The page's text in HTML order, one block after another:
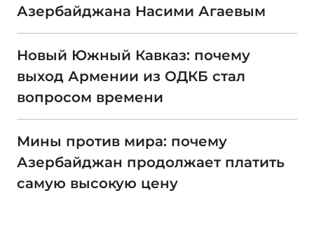
Азербайджана Насими Агаевым
Новый Южный Кавказ: почему
выход Армении из ОДКБ стал
вопросом времени
Мины против мира: почему
Азербайджан продолжает платить
самую высокую цену